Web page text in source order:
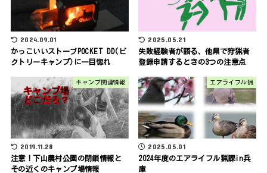
2024.09.01
かっこいいストーブPOCKET DD(ビ
クトリーキャンプ)に一目惚れ
2025.05.21
失敗経験者が語る、他県で狩猟者
登録申請するときの3つの注意点
キャンプ関連情報
2019.11.28
注意！下山農村公園の閉鎖情報と
その近くのキャンプ場情報
エアライフル猟
2025.05.01
2024年度のエアライフル猟課in兵
庫